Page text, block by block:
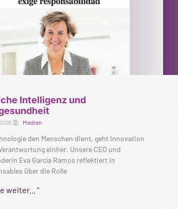
Intelligenz und
Medien
den Menschen dient, geht Innovation
einher. Unsere CEO und
Eva García Ramos reflektiert in
über die Rolle
weiter... "